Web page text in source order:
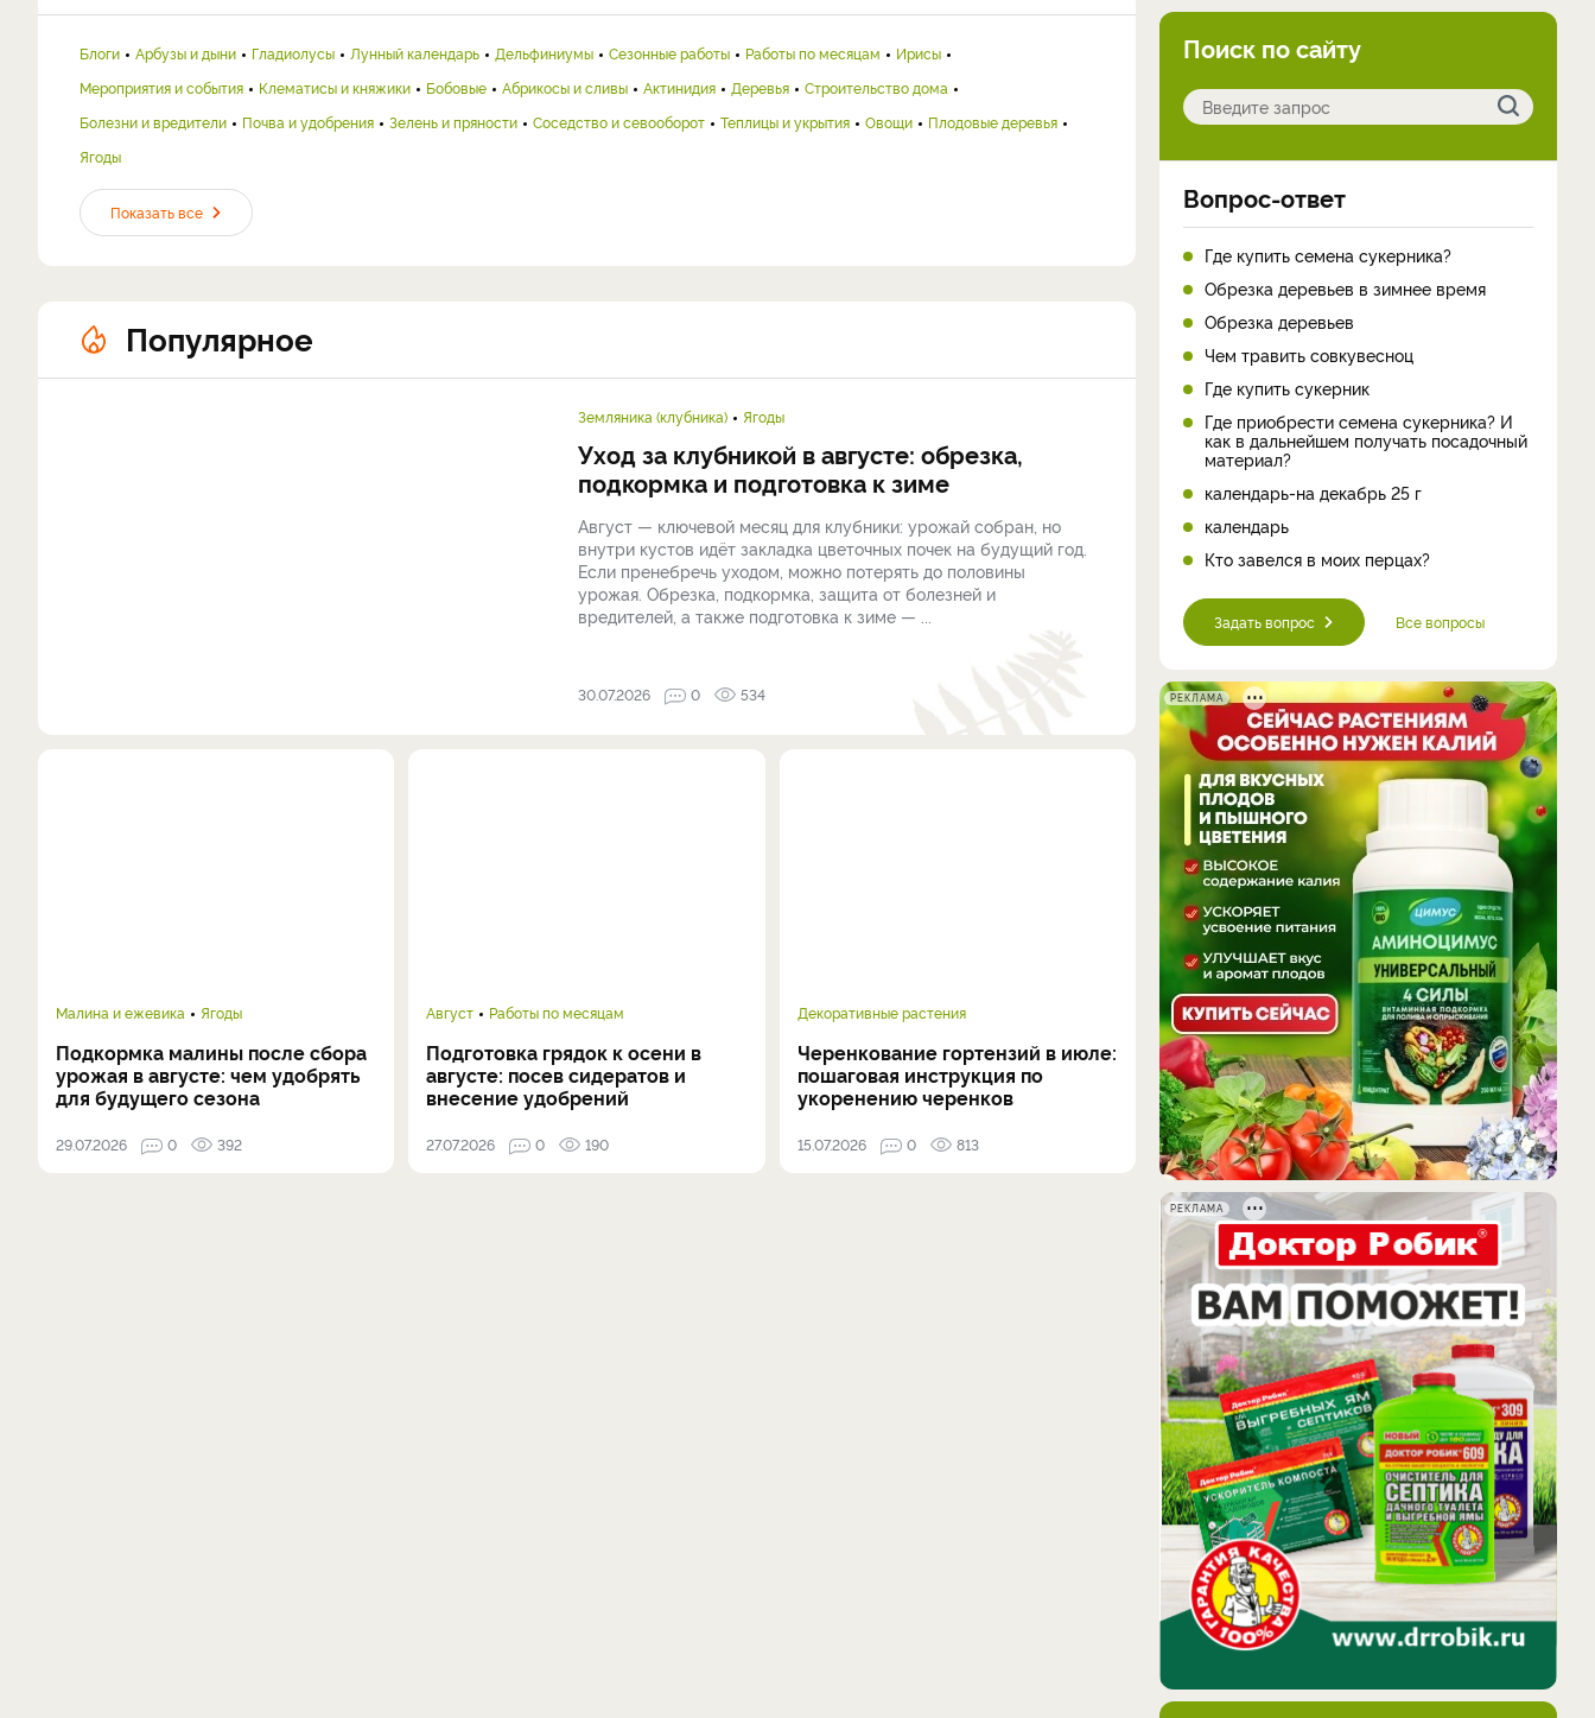
Блоги Арбузы и дыни Гладиолусы Лунный календарь Дельфиниумы Сезонные работы Работы по месяцам
Ирисы
Мероприятия и события
Клематисы и княжики Бобовые Абрикосы и сливы Актинидия Деревья
Строительство дома
Болезни и вредители
Почва и удобрения Зелень и пряности Соседство и севооборот Теплицы и укрытия Овощи
Плодовые деревья
Ягоды
Показать все
Популярное
Земляника (клубника) Ягоды
Уход за клубникой в августе: обрезка,
подкормка и подготовка к зиме
Август — ключевой месяц для клубники: урожай собран, но
внутри кустов идёт закладка цветочных почек на будущий год.
Если пренебречь уходом, можно потерять до половины
урожая. Обрезка, подкормка, защита от болезней и
вредителей, а также подготовка к зиме — ...
30.07.2026 0 534
Малина и ежевика Ягоды
Подкормка малины после сбора
урожая в августе: чем удобрять
для будущего сезона
29.07.2026 0 392
Август Работы по месяцам
Подготовка грядок к осени в
августе: посев сидератов и
внесение удобрений
27.07.2026 0 190
Декоративные растения
Черенкование гортензий в июле:
пошаговая инструкция по
укоренению черенков
15.07.2026 0 813
Поиск по сайту
Вопрос-ответ
Где купить семена сукерника?
Обрезка деревьев в зимнее время
Обрезка деревьев
Чем травить совкувесноц
Где купить сукерник
Где приобрести семена сукерника? И
как в дальнейшем получать посадочный
материал?
календарь-на декабрь 25 г
календарь
Кто завелся в моих перцах?
Задать вопрос Все вопросы
РЕКЛАМА
РЕКЛАМА